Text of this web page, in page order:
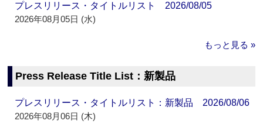
プレスリリース・タイトルリスト 2026/08/05
2026年08月05日 (水)
もっと見る »
Press Release Title List：新製品
プレスリリース・タイトルリスト：新製品 2026/08/06
2026年08月06日 (木)